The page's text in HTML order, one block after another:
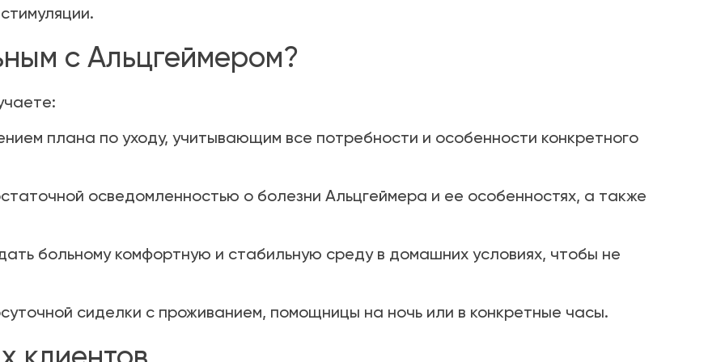
с Альцгеймером?
плана по уходу, учитывающим все потребности и особенности конкретного
осведомленностью о болезни Альцгеймера и ее особенностях, а также
больному комфортную и стабильную среду в домашних условиях, чтобы не
сиделки с проживанием, помощницы на ночь или в конкретные часы.